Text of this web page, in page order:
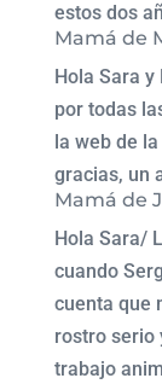
estos dos
Mamá de
Hola Sara
por todas
la web de
gracias, un
Mamá de
Hola Sara/
cuando
cuenta que
rostro serio
trabajo